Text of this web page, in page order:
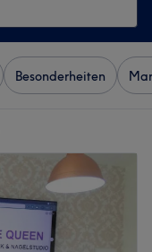
Besonderheiten